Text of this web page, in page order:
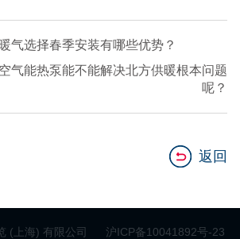
气选择春季安装有哪些优势？
气能热泵能不能解决北方供暖根本问题
呢？
返回
(上海) 有限公司 沪ICP备10041892号-23